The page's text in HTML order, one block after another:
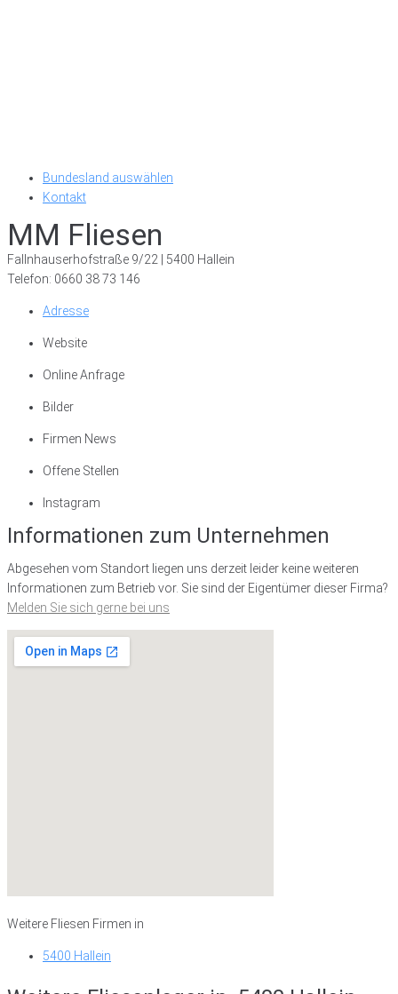
Bundesland auswählen
Kontakt
MM Fliesen
Fallnhauserhofstraße 9/22 | 5400 Hallein
Telefon: 0660 38 73 146
Adresse
Website
Online Anfrage
Bilder
Firmen News
Offene Stellen
Instagram
Informationen zum Unternehmen
Abgesehen vom Standort liegen uns derzeit leider keine weiteren
Informationen zum Betrieb vor. Sie sind der Eigentümer dieser Firma?
Melden Sie sich gerne bei uns
Weitere Fliesen Firmen in
5400 Hallein